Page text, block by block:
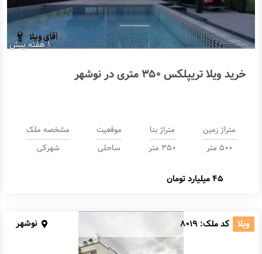
1 هفته پیش
خرید ویلا تریپلکس 350 متری در نوشهر
متراژ زمین
500 متر
متراژ بنا
350 متر
موقعیت
ساحلی
مشخصه ملک
شهرکی
45 میلیارد تومان
ویلا کد ملک: 8019 نوشهر